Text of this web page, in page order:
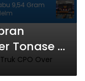
9,54 Gram
Tonase di